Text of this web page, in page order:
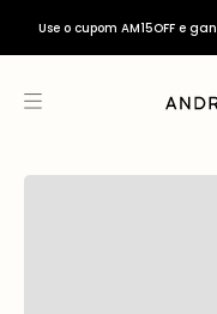
Use o cupom AM15OFF e